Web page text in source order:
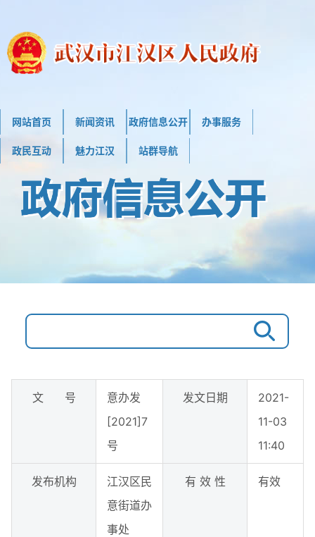
网站首页 新闻资讯 政府信息公开 办事服务
政民互动 魅力江汉 站群导航
文 号
意办发
[2021]7
号
发文日期
2021-
11-03
11:40
发布机构
江汉区民
意街道办
事处
有 效 性 有效